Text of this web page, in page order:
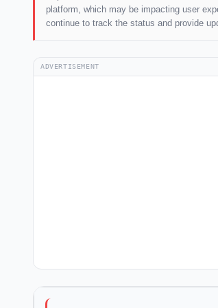
platform, which may be impacting user
continue to track the status and provide
ADVERTISEMENT